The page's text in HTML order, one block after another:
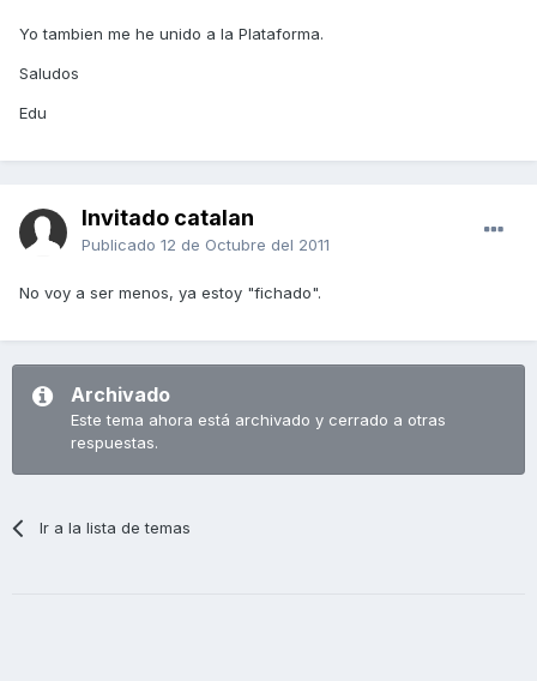
Yo tambien me he unido a la Plataforma.
Saludos
Edu
Invitado catalan
Publicado 12 de Octubre del 2011
No voy a ser menos, ya estoy "fichado".
Archivado
Este tema ahora está archivado y cerrado a otras
respuestas.
Ir a la lista de temas